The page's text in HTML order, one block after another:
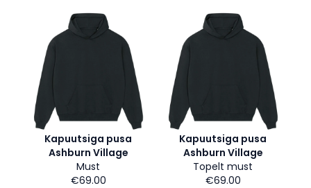
Kapuutsiga pusa
Ashburn Village
Must
€69.00
Kapuutsiga pusa
Ashburn Village
Topelt must
€69.00